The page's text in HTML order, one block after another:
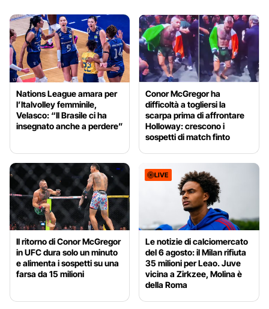
Nations League amara per
l’Italvolley femminile,
Velasco: “Il Brasile ci ha
insegnato anche a perdere”
Conor McGregor ha
difficoltà a togliersi la
scarpa prima di affrontare
Holloway: crescono i
sospetti di match finto
Il ritorno di Conor McGregor
in UFC dura solo un minuto
e alimenta i sospetti su una
farsa da 15 milioni
LIVE
Le notizie di calciomercato
del 6 agosto: il Milan rifiuta
35 milioni per Leao. Juve
vicina a Zirkzee, Molina è
della Roma